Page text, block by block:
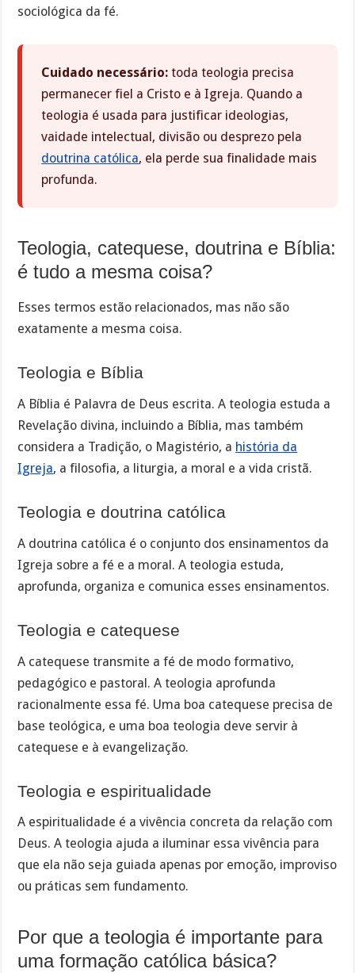
sociológica da fé.
Cuidado necessário: toda teologia precisa
permanecer fiel a Cristo e à Igreja. Quando a
teologia é usada para justificar ideologias,
vaidade intelectual, divisão ou desprezo pela
doutrina católica, ela perde sua finalidade mais
profunda.
Teologia, catequese, doutrina e Bíblia:
é tudo a mesma coisa?
Esses termos estão relacionados, mas não são
exatamente a mesma coisa.
Teologia e Bíblia
A Bíblia é Palavra de Deus escrita. A teologia estuda a
Revelação divina, incluindo a Bíblia, mas também
considera a Tradição, o Magistério, a história da
Igreja, a filosofia, a liturgia, a moral e a vida cristã.
Teologia e doutrina católica
A doutrina católica é o conjunto dos ensinamentos da
Igreja sobre a fé e a moral. A teologia estuda,
aprofunda, organiza e comunica esses ensinamentos.
Teologia e catequese
A catequese transmite a fé de modo formativo,
pedagógico e pastoral. A teologia aprofunda
racionalmente essa fé. Uma boa catequese precisa de
base teológica, e uma boa teologia deve servir à
catequese e à evangelização.
Teologia e espiritualidade
A espiritualidade é a vivência concreta da relação com
Deus. A teologia ajuda a iluminar essa vivência para
que ela não seja guiada apenas por emoção, improviso
ou práticas sem fundamento.
Por que a teologia é importante para
uma formação católica básica?